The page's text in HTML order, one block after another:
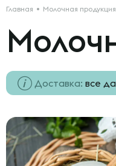
Главная Молочная
Доставка: все